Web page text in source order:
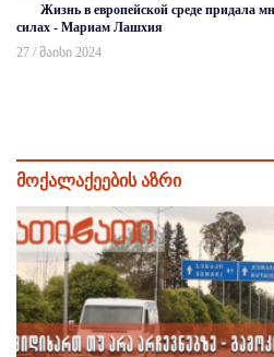
Жизнь в европейской среде придала
силах - Мариам Лашхия
27 / მაისი 2024
მოქალაქეების აზრი